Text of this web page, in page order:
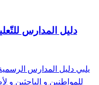
للمواطنين و الباحثين و